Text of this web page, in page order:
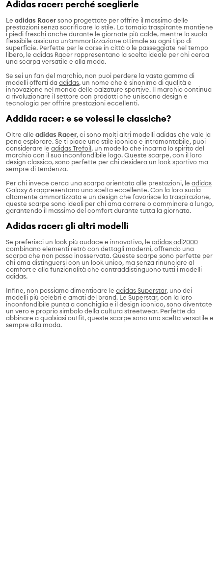
Adidas racer: perché sceglierle
Le adidas Racersono progettate per offrire il massimo delle
prestazioni senza sacrificare lo stile. La tomaia traspirante mantiene
i piedi freschi anche durante le giornate più calde, mentre la suola
flessibile assicura un’ammortizzazione ottimale su ogni tipo di
superficie. Perfette per le corse in città o le passeggiate nel tempo
libero, le adidas Racer rappresentano la scelta ideale per chi cerca
una scarpa versatile e alla moda.
Se sei un fan del marchio, non puoi perdere la vasta gamma di
modelli offerti daadidas, un nome che è sinonimo di qualità e
innovazione nel mondo delle calzature sportive. Il marchio continua
a rivoluzionare il settore con prodotti che uniscono design e
tecnologia per offrire prestazioni eccellenti.
Addida racer: e se volessi le classiche?
Oltre alle adidas Racer, ci sono molti altri modelli adidas che vale la
pena esplorare. Se ti piace uno stile iconico e intramontabile, puoi
considerare le adidas Trefoil, un modello che incarna lo spirito del
marchio con il suo inconfondibile logo. Queste scarpe, con il loro
design classico, sono perfette per chi desidera un look sportivo ma
sempre di tendenza.
Per chi invece cerca una scarpa orientata alle prestazioni, le adidas
Galaxy 6 rappresentano una scelta eccellente. Con la loro suola
altamente ammortizzata e un design che favorisce la traspirazione,
queste scarpe sono ideali per chi ama correre o camminare a lungo,
garantendo il massimo del comfort durante tutta la giornata.
Adidas racer: gli altri modelli
Se preferisci un look più audace e innovativo, le adidas adi2000
combinano elementi retrò con dettagli moderni, offrendo una
scarpa che non passa inosservata. Queste scarpe sono perfette per
chi ama distinguersi con un look unico, ma senza rinunciare al
comfort e alla funzionalità che contraddistinguono tutti i modelli
adidas.
Infine, non possiamo dimenticare le adidas Superstar, uno dei
modelli più celebri e amati del brand. Le Superstar, con la loro
inconfondibile punta a conchiglia e il design iconico, sono diventate
un vero e proprio simbolo della cultura streetwear. Perfette da
abbinare a qualsiasi outfit, queste scarpe sono una scelta versatile e
sempre alla moda.